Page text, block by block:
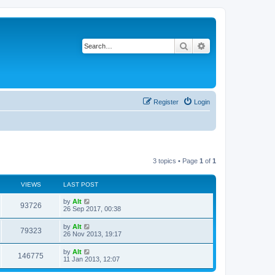
Search
Login
Register
3 topics • Page 1 of 1
VIEWS LAST POST
93726V
i
w
s
L
a
t
p
o
s
t
by Alt
26 Sep 2017, 00:38
79323V
i
L
a
t
p
o
s
by Alt
26 Nov 2013, 19:17
146775
i
L
a
t
by Alt
11 Jan 2013, 12:07